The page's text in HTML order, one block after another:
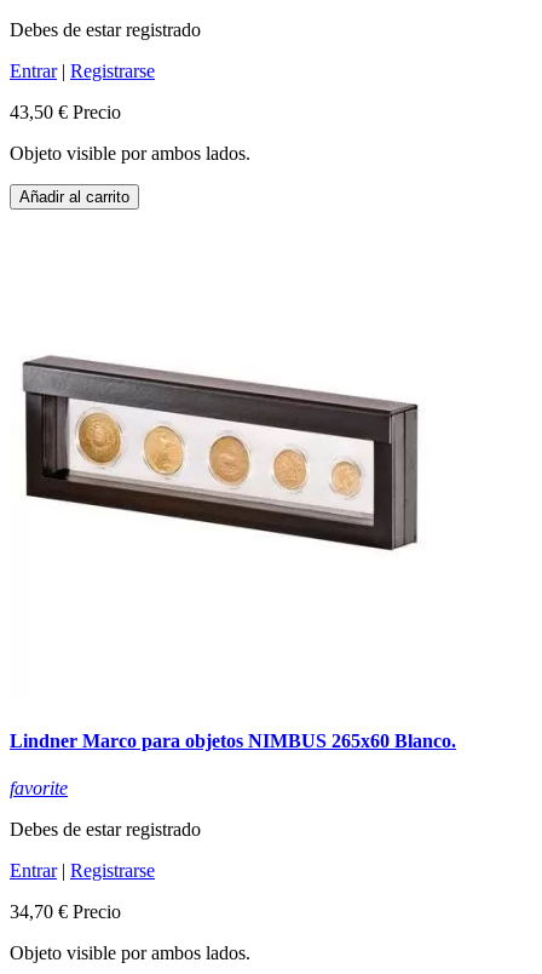
Debes de estar registrado
Entrar| Registrarse
43,50 € Precio
Objeto visible por ambos lados.
Añadir al carrito
Lindner Marco para objetos NIMBUS 265x60 Blanco.
favorite
Debes de estar registrado
Entrar| Registrarse
34,70 € Precio
Objeto visible por ambos lados.